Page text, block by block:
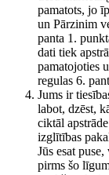
pamatots, jo
un Pārzinim
panta 1.
dati tiek
pamatojoties
regulas 6.
Jums ir
labot, dzēst,
ciktāl
izglītības
Jūs esat
pirms šo